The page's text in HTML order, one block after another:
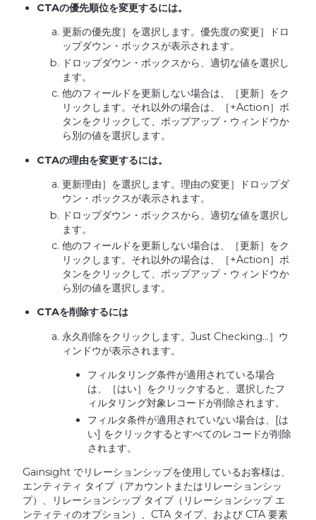
CTAの優先順位を変更するには。
更新の優先度］を選択します。優先度の変更］ドロ
ップダウン・ボックスが表示されます。
ドロップダウン・ボックスから、適切な値を選択し
ます。
他のフィールドを更新しない場合は、［更新］をク
リックします。それ以外の場合は、［+Action］ボ
タンをクリックして、ポップアップ・ウィンドウか
ら別の値を選択します。
CTAの理由を変更するには。
更新理由］を選択します。理由の変更］ドロップダ
ウン・ボックスが表示されます。
ドロップダウン・ボックスから、適切な値を選択し
ます。
他のフィールドを更新しない場合は、［更新］をク
リックします。それ以外の場合は、［+Action］ボ
タンをクリックして、ポップアップ・ウィンドウか
ら別の値を選択します。
CTAを削除するには
永久削除をクリックします。Just Checking...］ウ
ィンドウが表示されます。
フィルタリング条件が適用されている場合
は、［はい］をクリックすると、選択したフ
ィルタリング対象レコードが削除されます。
フィルタ条件が適用されていない場合は、[は
い] をクリックするとすべてのレコードが削除
されます。
Gainsight でリレーションシップを使用しているお客様は、
エンティティ タイプ（アカウントまたはリレーションシッ
プ）、リレーションシップ タイプ（リレーションシップ エ
ンティティのオプション）、CTA タイプ、および CTA 要素